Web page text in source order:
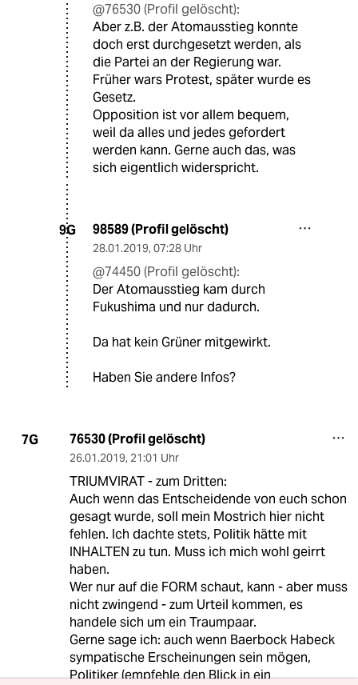
@76530 (Profil gelöscht):
Aber z.B. der Atomausstieg konnte
doch erst durchgesetzt werden, als
die Partei an der Regierung war.
Früher wars Protest, später wurde es
Gesetz.
Opposition ist vor allem bequem,
weil da alles und jedes gefordert
werden kann. Gerne auch das, was
sich eigentlich widerspricht.
9G 98589 (Profil gelöscht)
28.01.2019, 07:28 Uhr
@74450 (Profil gelöscht):
Der Atomausstieg kam durch
Fukushima und nur dadurch.
Da hat kein Grüner mitgewirkt.
Haben Sie andere Infos?
7G 76530 (Profil gelöscht)
26.01.2019, 21:01 Uhr
TRIUMVIRAT - zum Dritten:
Auch wenn das Entscheidende von euch schon
gesagt wurde, soll mein Mostrich hier nicht
fehlen. Ich dachte stets, Politik hätte mit
INHALTEN zu tun. Muss ich mich wohl geirrt
haben.
Wer nur auf die FORM schaut, kann - aber muss
nicht zwingend - zum Urteil kommen, es
handele sich um ein Traumpaar.
Gerne sage ich: auch wenn Baerbock Habeck
sympatische Erscheinungen sein mögen,
Politiker (empfehle den Blick in ein